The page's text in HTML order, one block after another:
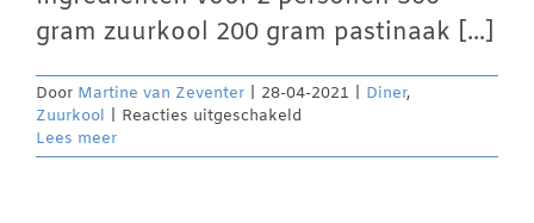
gram zuurkool 200 gram pastinaak [...]
Door Martine van Zeventer 28-04-2021 Diner,
Zuurkool
Reacties uitgeschakeldvoor
met
Lees meer